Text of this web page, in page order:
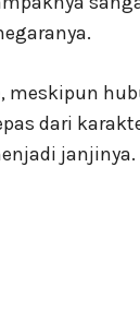
meskipun
dari
janjinya.